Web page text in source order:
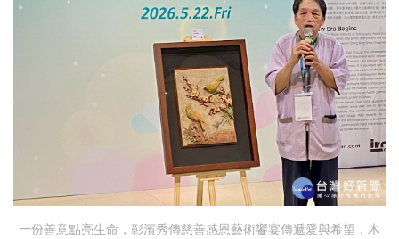
一份善意點亮生命，彰濱秀傳慈善感恩藝術饗宴傳遞愛與希望，木